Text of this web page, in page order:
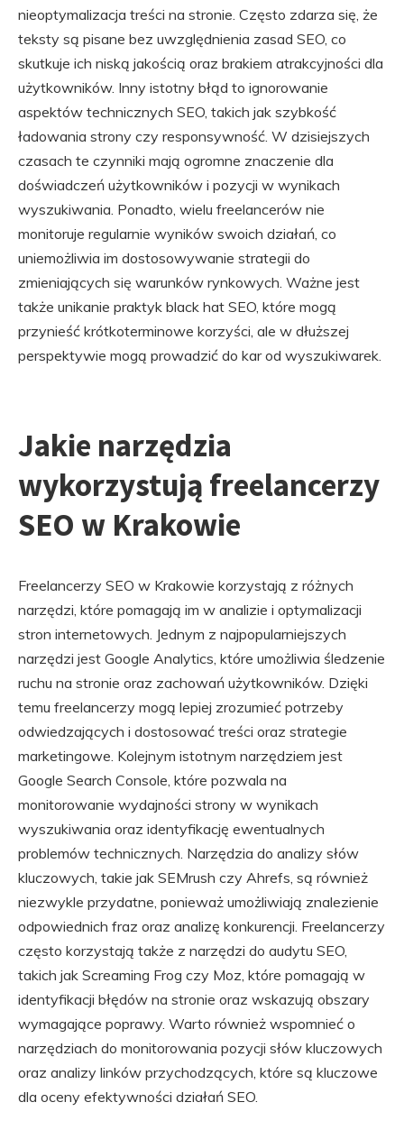
nieoptymalizacja treści na stronie. Często zdarza się, że
teksty są pisane bez uwzględnienia zasad SEO, co
skutkuje ich niską jakością oraz brakiem atrakcyjności dla
użytkowników. Inny istotny błąd to ignorowanie
aspektów technicznych SEO, takich jak szybkość
ładowania strony czy responsywność. W dzisiejszych
czasach te czynniki mają ogromne znaczenie dla
doświadczeń użytkowników i pozycji w wynikach
wyszukiwania. Ponadto, wielu freelancerów nie
monitoruje regularnie wyników swoich działań, co
uniemożliwia im dostosowywanie strategii do
zmieniających się warunków rynkowych. Ważne jest
także unikanie praktyk black hat SEO, które mogą
przynieść krótkoterminowe korzyści, ale w dłuższej
perspektywie mogą prowadzić do kar od wyszukiwarek.
Jakie narzędzia
wykorzystują freelancerzy
SEO w Krakowie
Freelancerzy SEO w Krakowie korzystają z różnych
narzędzi, które pomagają im w analizie i optymalizacji
stron internetowych. Jednym z najpopularniejszych
narzędzi jest Google Analytics, które umożliwia śledzenie
ruchu na stronie oraz zachowań użytkowników. Dzięki
temu freelancerzy mogą lepiej zrozumieć potrzeby
odwiedzających i dostosować treści oraz strategie
marketingowe. Kolejnym istotnym narzędziem jest
Google Search Console, które pozwala na
monitorowanie wydajności strony w wynikach
wyszukiwania oraz identyfikację ewentualnych
problemów technicznych. Narzędzia do analizy słów
kluczowych, takie jak SEMrush czy Ahrefs, są również
niezwykle przydatne, ponieważ umożliwiają znalezienie
odpowiednich fraz oraz analizę konkurencji. Freelancerzy
często korzystają także z narzędzi do audytu SEO,
takich jak Screaming Frog czy Moz, które pomagają w
identyfikacji błędów na stronie oraz wskazują obszary
wymagające poprawy. Warto również wspomnieć o
narzędziach do monitorowania pozycji słów kluczowych
oraz analizy linków przychodzących, które są kluczowe
dla oceny efektywności działań SEO.